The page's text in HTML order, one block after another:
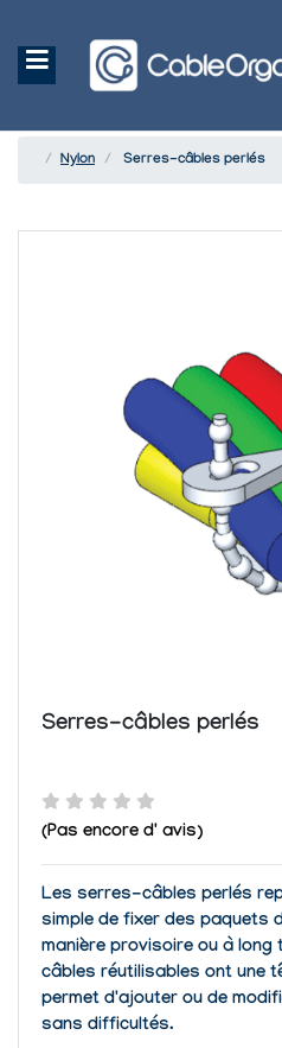
Nylon Serres-câbles perlés
Serres-câbles perlés
(Pas encore d' avis)
Les serres-câbles perlés
simple de fixer des paquets
manière provisoire ou à
câbles réutilisables ont une
permet d'ajouter ou de
sans difficultés.